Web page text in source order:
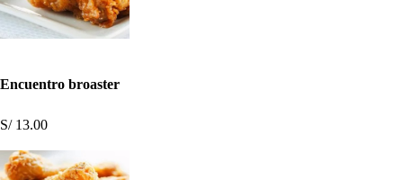
Encuentro broaster
S/ 13.00